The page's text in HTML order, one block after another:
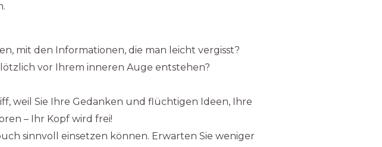
mit den Informationen, die man leicht vergisst?
vor Ihrem inneren Auge entstehen?
weil Sie Ihre Gedanken und flüchtigen Ideen, Ihre
– Ihr Kopf wird frei!
sinnvoll einsetzen können. Erwarten Sie weniger